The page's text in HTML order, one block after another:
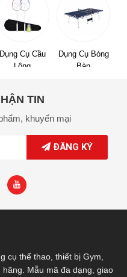
Dụng Cụ Cầu
Lông
Dụng Cụ Bóng
Bàn
TIN
khuyến mại
ĐĂNG KÝ
cụ thể thao, thiết bị Gym,
Mẫu mã đa dạng, giao